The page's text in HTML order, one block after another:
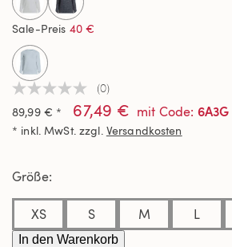
Kein
Beurteilungswert
Link
auf
(0)
89,99 € * 67,49 € mit Code: 6A3G
* inkl. MwSt. zzgl. Versandkosten
selected
Sale-Preis 40 €
Größe
XS S M L
In den Warenkorb